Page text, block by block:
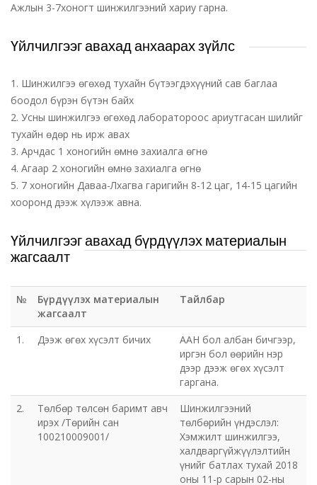
Ажлын 3-7хоногт шинжилгээний хариу гарна.
Үйлчилгээг авахад анхаарах зүйлс
1. Шинжилгээ өгөхөд тухайн бүтээгдэхүүний сав баглаа
боодол бүрэн бүтэн байх
2. Усны шинжилгээ өгөхөд лаборатороос ариутгасан шилийг
тухайн өдөр нь ирж авах
3. Арчдас 1 хоногийн өмнө захиалга өгнө
4. Агаар 2 хоногийн өмнө захиалга өгнө
5. 7 хоногийн Даваа-Лхагва гаригийн 8-12 цаг, 14-15 цагийн
хооронд дээж хүлээж авна.
Үйлчилгээг авахад бүрдүүлэх материалын
жагсаалт
№
Бүрдүүлэх материалын
жагсаалт
Тайлбар
1. Дээж өгөх хүсэлт бичих
ААН бол албан бичгээр,
иргэн бол өөрийн нэр
дээр дээж өгөх хүсэлт
гаргана.
2.
Төлбөр төлсөн баримт авч
ирэх /Төрийн сан
100210009001/
Шинжилгээний
төлбөрийн үндэслэл:
Хэмжилт шинжилгээ,
халдваргүйжүүлэлтийн
үнийг батлах тухай 2018
оны 11-р сарын 02-ны